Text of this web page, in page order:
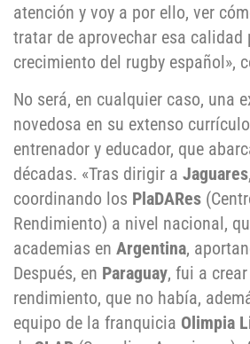
atención y voy a por ello, ver
tratar de aprovechar esa calidad
crecimiento del rugby español»,
No será, en cualquier caso, una
novedosa en su extenso
entrenador y educador, que
décadas. «Tras dirigir a Jaguares
coordinando los PlaDARes
Rendimiento) a nivel nacional,
academias en Argentina,
Después, en Paraguay, fui a
rendimiento, que no había,
equipo de la franquicia Olimpia